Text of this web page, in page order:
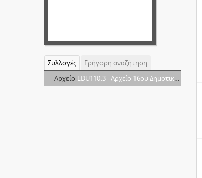
Συλλογές
Γρήγορη αναζήτηση
Αρχείο EDU110.3 - Αρχείο 16ου Δημοτικού Σχολείου Βόλου